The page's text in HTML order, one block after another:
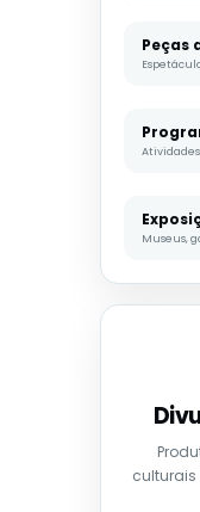
Peças
Museus,
culturais